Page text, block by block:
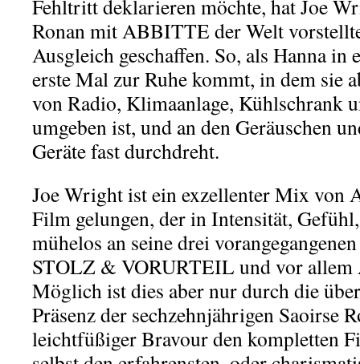
Fehltritt deklarieren möchte, hat Joe
Ronan mit ABBITTE der Welt
Ausgleich geschaffen. So, als Hanna in
erste Mal zur Ruhe kommt, in dem sie
von Radio, Klimaanlage, Kühlschrank
umgeben ist, und an den Geräuschen
Geräte fast durchdreht.
Joe Wright ist ein exzellenter Mix von
Film gelungen, der in Intensität,
mühelos an seine drei
STOLZ & VORURTEIL und vor
Möglich ist dies aber nur durch die
Präsenz der sechzehnjährigen Saoirse
leichtfüßiger Bravour den kompletten